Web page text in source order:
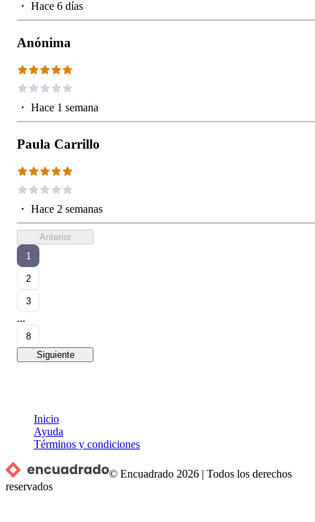
・ Hace 6 días
Anónima
・ Hace 1 semana
Paula Carrillo
・ Hace 2 semanas
Anterior
1
2
3
...
8
Siguiente
Inicio
Ayuda
Términos y condiciones
© Encuadrado 2026 |Todos los derechos
reservados